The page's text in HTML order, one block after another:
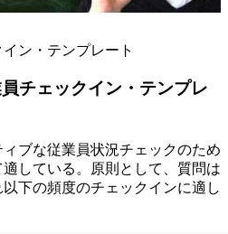
ン・テンプレート
チェックイン・テンプレ
ブな従業員状況チェックのため
している。原則として、質問は
下の頻度のチェックインに適し